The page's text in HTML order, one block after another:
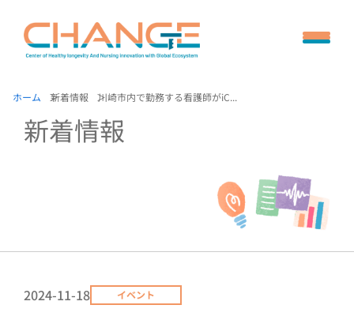
ホーム 新着情報 川崎市内で勤務する看護師がiC...
新着情報
2024-11-18 イベント